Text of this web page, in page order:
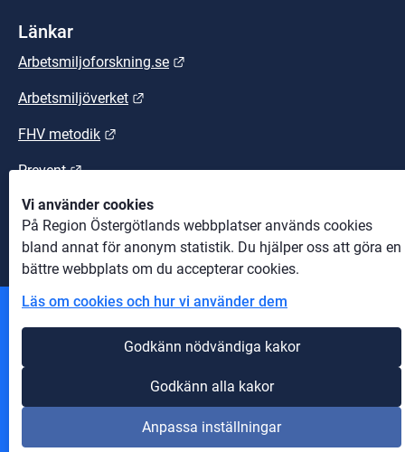
Vi använder cookies
På Region Östergötlands webbplatser används cookies
bland annat för anonym statistik. Du hjälper oss att göra en
bättre webbplats om du accepterar cookies.
Läs om cookies och hur vi använder dem
Godkänn nödvändiga kakor
Godkänn alla kakor
Anpassa inställningar
Länkar
Arbetsmiljoforskning.se
Arbetsmiljöverket
FHV metodik
Prevent Länk till annan webbplats.
Suntarbetsliv Länk till annan webbplats.
Andra webbplatser
Information om cookies
Om webbplatsen